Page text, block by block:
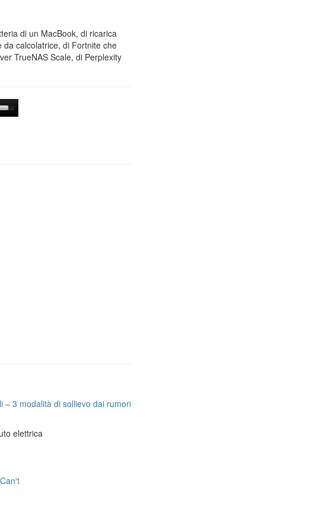
di un MacBook, di ricarica
calcolatrice, di Fortnite che
TrueNAS Scale, di Perplexity
– 3 modalità di sollievo dai rumori
elettrica